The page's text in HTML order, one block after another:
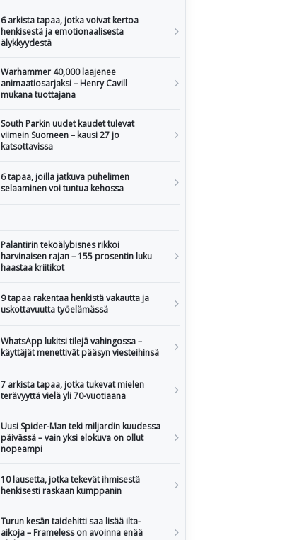
6 arkista tapaa, jotka voivat kertoa
henkisestä ja emotionaalisesta
älykkyydestä
Warhammer 40,000 laajenee
animaatiosarjaksi – Henry Cavill
mukana tuottajana
South Parkin uudet kaudet tulevat
viimein Suomeen – kausi 27 jo
katsottavissa
6 tapaa, joilla jatkuva puhelimen
selaaminen voi tuntua kehossa
Palantirin tekoälybisnes rikkoi
harvinaisen rajan – 155 prosentin luku
haastaa kriitikot
9 tapaa rakentaa henkistä vakautta ja
uskottavuutta työelämässä
WhatsApp lukitsi tilejä vahingossa –
käyttäjät menettivät pääsyn viesteihinsä
7 arkista tapaa, jotka tukevat mielen
terävyyttä vielä yli 70-vuotiaana
Uusi Spider-Man teki miljardin kuudessa
päivässä – vain yksi elokuva on ollut
nopeampi
10 lausetta, jotka tekevät ihmisestä
henkisesti raskaan kumppanin
Turun kesän taidehitti saa lisää ilta-
aikoja – Frameless on avoinna enää